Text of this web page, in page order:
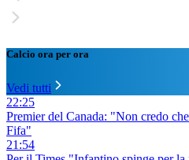
Calcio ora per ora
Vedi tutti
22:25
Premier del Canada: "Non credo
Fifa"
21:54